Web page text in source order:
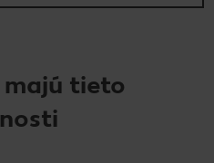
majú tieto